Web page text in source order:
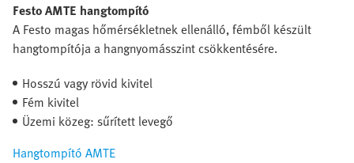
Festo AMTE hangtompító
A Festo magas hőmérsékletnek ellenálló, fémből készült
hangtompítója a hangnyomásszint csökkentésére.
Hosszú vagy rövid kivitel
Fém kivitel
Üzemi közeg: sűrített levegő
Hangtompító AMTE